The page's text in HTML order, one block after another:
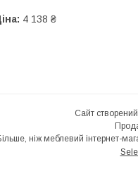
4 138 ₴
Сайт